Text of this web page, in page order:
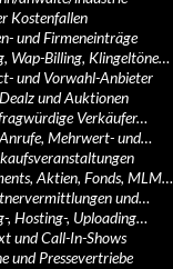
Kostenfallen
und Firmeneinträge
Wap-Billing, Klingeltöne…
und Vorwahl-Anbieter
und Auktionen
Verkäufer…
Mehrwert- und…
Aktien, Fonds, MLM…
und…
, Hosting-, Uploading…
und Call-In-Shows
und Pressevertriebe